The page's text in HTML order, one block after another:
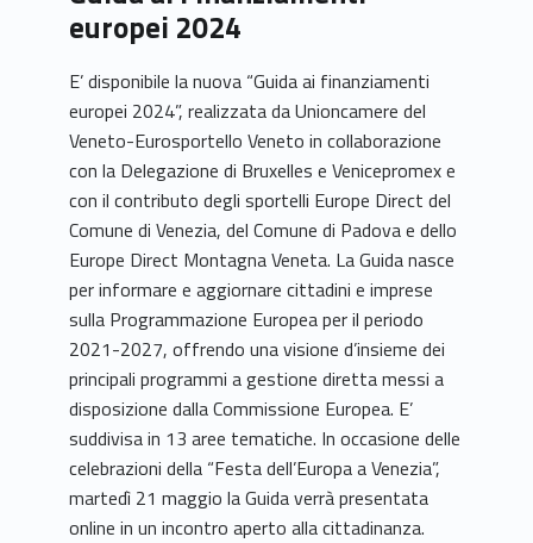
europei 2024
E’ disponibile la nuova “Guida ai finanziamenti
europei 2024”, realizzata da Unioncamere del
Veneto-Eurosportello Veneto in collaborazione
con la Delegazione di Bruxelles e Venicepromex e
con il contributo degli sportelli Europe Direct del
Comune di Venezia, del Comune di Padova e dello
Europe Direct Montagna Veneta. La Guida nasce
per informare e aggiornare cittadini e imprese
sulla Programmazione Europea per il periodo
2021-2027, offrendo una visione d’insieme dei
principali programmi a gestione diretta messi a
disposizione dalla Commissione Europea. E’
suddivisa in 13 aree tematiche. In occasione delle
celebrazioni della “Festa dell’Europa a Venezia”,
martedì 21 maggio la Guida verrà presentata
online in un incontro aperto alla cittadinanza.